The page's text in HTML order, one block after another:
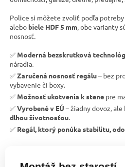
Police si môžete zvoliť podľa potreby
alebo biele HDF 5 mm , obe varianty
nosnosť.
✅ Moderná bezskrutková
náradia.
✅Zaručená nosnosť regálu– bez
vybavenie či boxy.
✅ Možnosť ukotvenia k stene pre
✅Vyrobené v EÚ – žiadny dovoz, ale
dlhou životnosťou
✅ Regál, ktorý ponúka stabilitu,